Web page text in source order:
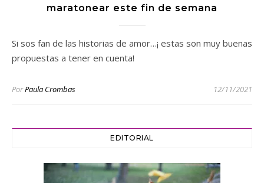
maratonear este fin de semana
Si sos fan de las historias de amor…¡ estas son muy buenas
propuestas a tener en cuenta!
PorPaula Crombas 12/11/2021
EDITORIAL